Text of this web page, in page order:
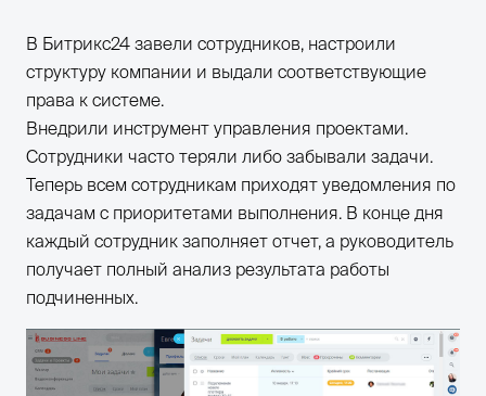
В Битрикс24 завели сотрудников, настроили
структуру компании и выдали соответствующие
права к системе.
Внедрили инструмент управления проектами.
Сотрудники часто теряли либо забывали задачи.
Теперь всем сотрудникам приходят уведомления по
задачам с приоритетами выполнения. В конце дня
каждый сотрудник заполняет отчет, а руководитель
получает полный анализ результата работы
подчиненных.